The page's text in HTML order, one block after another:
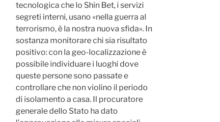
tecnologica che lo Shin Bet, i servizi
segreti interni, usano «nella guerra al
terrorismo, è la nostra nuova sfida». In
sostanza monitorare chi sia risultato
positivo: con la geo-localizzazione è
possibile individuare i luoghi dove
queste persone sono passate e
controllare che non violino il periodo
di isolamento a casa. Il procuratore
generale dello Stato ha dato